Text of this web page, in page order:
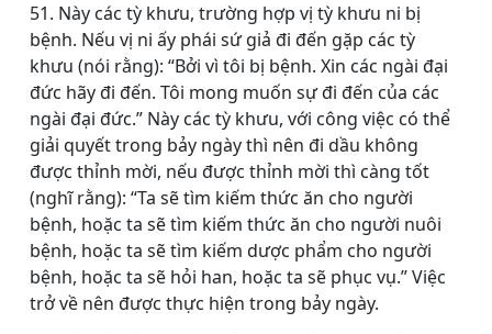
51. Này các tỳ khưu, trường hợp vị tỳ khưu ni bị
bệnh. Nếu vị ni ấy phái sứ giả đi đến gặp các tỳ
khưu (nói rằng): “Bởi vì tôi bị bệnh. Xin các ngài đại
đức hãy đi đến. Tôi mong muốn sự đi đến của các
ngài đại đức.” Này các tỳ khưu, với công việc có thể
giải quyết trong bảy ngày thì nên đi dầu không
được thỉnh mời, nếu được thỉnh mời thì càng tốt
(nghĩ rằng): “Ta sẽ tìm kiếm thức ăn cho người
bệnh, hoặc ta sẽ tìm kiếm thức ăn cho người nuôi
bệnh, hoặc ta sẽ tìm kiếm dược phẩm cho người
bệnh, hoặc ta sẽ hỏi han, hoặc ta sẽ phục vụ.” Việc
trở về nên được thực hiện trong bảy ngày.